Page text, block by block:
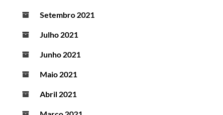
Setembro 2021
Julho 2021
Junho 2021
Maio 2021
Abril 2021